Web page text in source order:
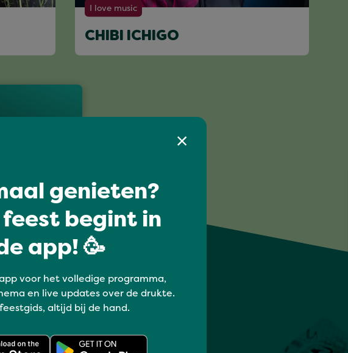
I love music
CHIBI ICHIGO
genieten?
begint in
app! 🥳
voor het volledige programma,
en live updates over de drukte.
altijd bij de hand.